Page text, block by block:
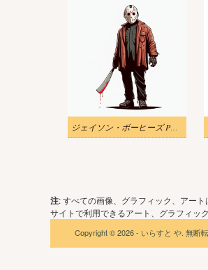
ジェイソン・ボーヒーズ PNG イラスト
注: すべての画像、グラフィック、アー
サイトで利用できるアート、グラフィッ
Copyright © 2026 - いらすと や. 無断転